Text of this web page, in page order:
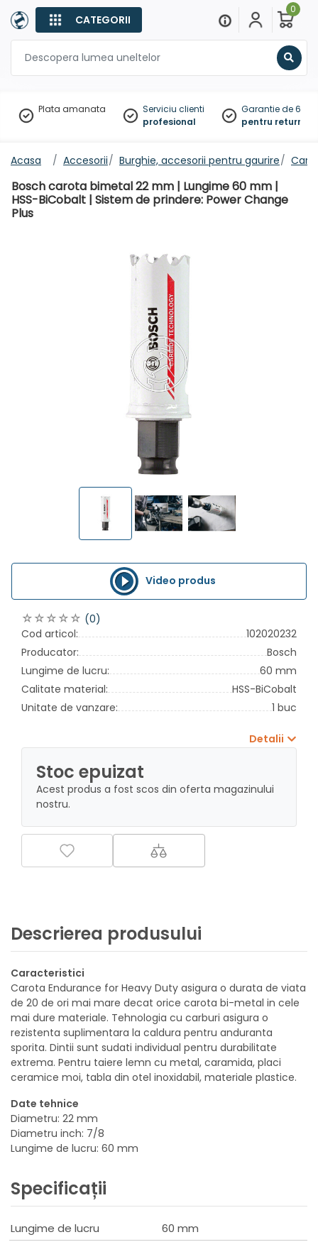
CATEGORII
0
Plata amanata
Serviciu clienti
profesional
Garantie de 60
pentru
Acasa Accesorii Burghie, accesorii pentru gaurire
Bosch carota bimetal 22 mm | Lungime 60 mm |
HSS-BiCobalt | Sistem de prindere: Power Change
Plus
Video produs
(0)
Cod articol:
102020232
Producator:
Bosch
Lungime de lucru:
60 mm
Calitate material:
HSS-BiCobalt
Unitate de vanzare:
1 buc
Detalii
Stoc epuizat
Acest produs a fost scos din oferta magazinului
nostru.
Descrierea produsului
Caracteristici
Carota Endurance for Heavy Duty asigura o durata de viata
de 20 de ori mai mare decat orice carota bi-metal in cele
mai dure materiale. Tehnologia cu carburi asigura o
rezistenta suplimentara la caldura pentru anduranta
sporita. Dintii sunt sudati individual pentru durabilitate
extrema. Pentru taiere lemn cu metal, caramida, placi
ceramice moi, tabla din otel inoxidabil, materiale plastice.
Date tehnice
Diametru: 22 mm
Diametru inch: 7/8
Lungime de lucru: 60 mm
Specificații
Lungime de lucru
60 mm